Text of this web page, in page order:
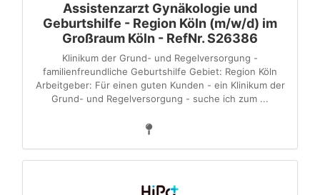
Assistenzarzt Gynäkologie und
Geburtshilfe - Region Köln (m/w/d) im
Großraum Köln - RefNr. S26386
Klinikum der Grund- und Regelversorgung -
familienfreundliche Geburtshilfe Gebiet: Region Köln
Arbeitgeber: Für einen guten Kunden - ein Klinikum der
Grund- und Regelversorgung - suche ich zum ...